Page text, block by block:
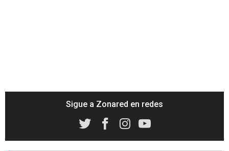
Sigue a Zonared en redes